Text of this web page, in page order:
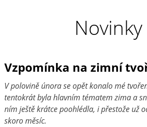
Novinky
Vzpomínka na zimní
V polovině února se opět konalo mé
tentokrát byla hlavním tématem zima a
ním ještě krátce poohlédla, i přestože už
skoro měsíc.